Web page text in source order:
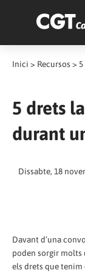
Inici > Recursos >
5 drets
durant
Dissabte, 18
Davant d’una
poden sorgir molts
els drets que tenim